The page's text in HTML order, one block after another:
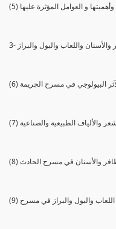
وأهميتها و العوامل المؤثرة عليها
والأسنان واللعاب والبول والبراز
البيولوجي في مسرح الجريمة
والألياف الطبيعية والصناعية
والأسنان في مسرح الحادث
اللعاب والبول والبراز في مسرح